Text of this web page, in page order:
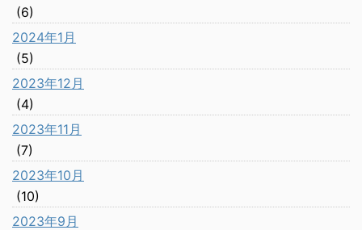
(6)
2024年1月
(5)
2023年12月
(4)
2023年11月
(7)
2023年10月
(10)
2023年9月